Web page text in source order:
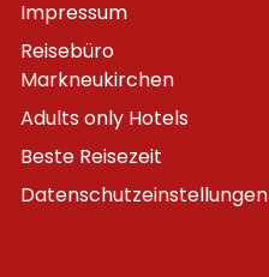
Impressum
Reisebüro
Markneukirchen
Adults only Hotels
Beste Reisezeit
Datenschutzeinstellungen